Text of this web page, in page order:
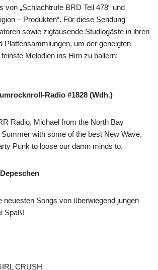
von „Schlachtrufe BRD Teil 478“ und
– Produkten“. Für diese Sendung
sowie zigtausende Studiogäste in ihren
Plattensammlungen, um der geneigten
Melodien ins Hirn zu ballern:
Radio #1828 (Wdh.)
Radio, Michael from the North Bay
with some of the best New Wave,
Punk to loose our damn minds to.
neuesten Songs von überwiegend jungen
Spaß!
CRUSH